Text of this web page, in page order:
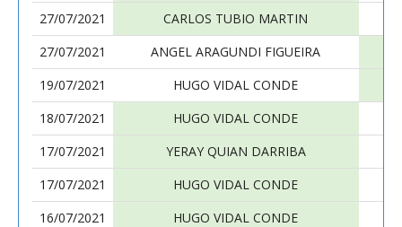
27/07/2021
CARLOS TUBIO MARTIN
27/07/2021
ANGEL ARAGUNDI FIGUEIRA
19/07/2021
HUGO VIDAL CONDE
18/07/2021
HUGO VIDAL CONDE
17/07/2021
YERAY QUIAN DARRIBA
17/07/2021
HUGO VIDAL CONDE
16/07/2021
HUGO VIDAL CONDE